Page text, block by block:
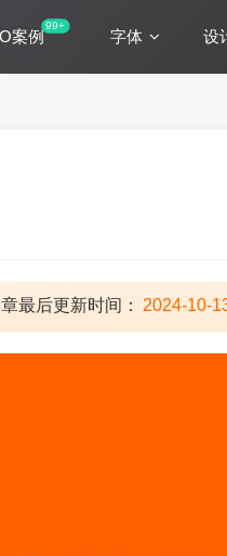
案例
99+
字体 设
最后更新时间： 2024-10-